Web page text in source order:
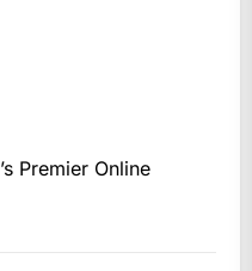
Premier Online